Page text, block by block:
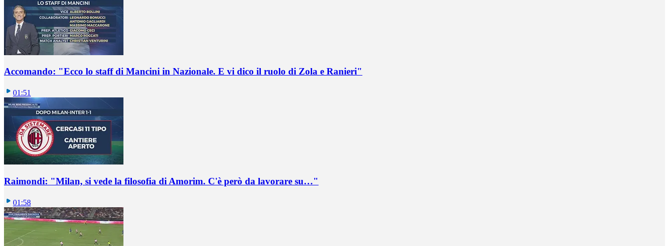
Accomando: "Ecco lo staff di Mancini in Nazionale. E vi dico il ruolo di Zola e Ranieri"
01:51
Raimondi: "Milan, si vede la filosofia di Amorim. C'è però da lavorare su…"
01:58